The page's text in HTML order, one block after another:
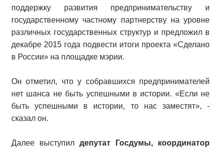
поддержку развития предпринимательству и
государственному частному партнерству на уровне
различных государственных структур и предложил в
декабре 2015 года подвести итоги проекта «Сделано
в России» на площадке мэрии.
Он отметил, что у собравшихся предпринимателей
нет шанса не быть успешными в истории. «Если не
быть успешными в истории, то нас заместят», -
сказал он.
Далее выступил депутат Госдумы, координатор